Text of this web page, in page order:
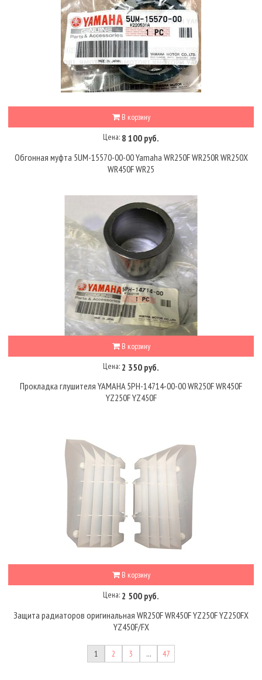
В корзину
Цена: 8 100 руб.
Обгонная муфта 5UM-15570-00-00 Yamaha WR250F WR250R WR250X
WR450F WR25
В корзину
Цена: 2 350 руб.
Прокладка глушителя YAMAHA 5PH-14714-00-00 WR250F WR450F
YZ250F YZ450F
В корзину
Цена: 2 500 руб.
Защита радиаторов оригинальная WR250F WR450F YZ250F YZ250FX
YZ450F/FX
1 2 3 … 47